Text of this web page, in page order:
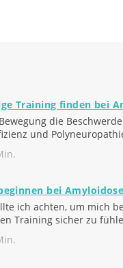
Training finden bei
die
und
bei Amyloidose
ich achten, um mich
Training sicher zu